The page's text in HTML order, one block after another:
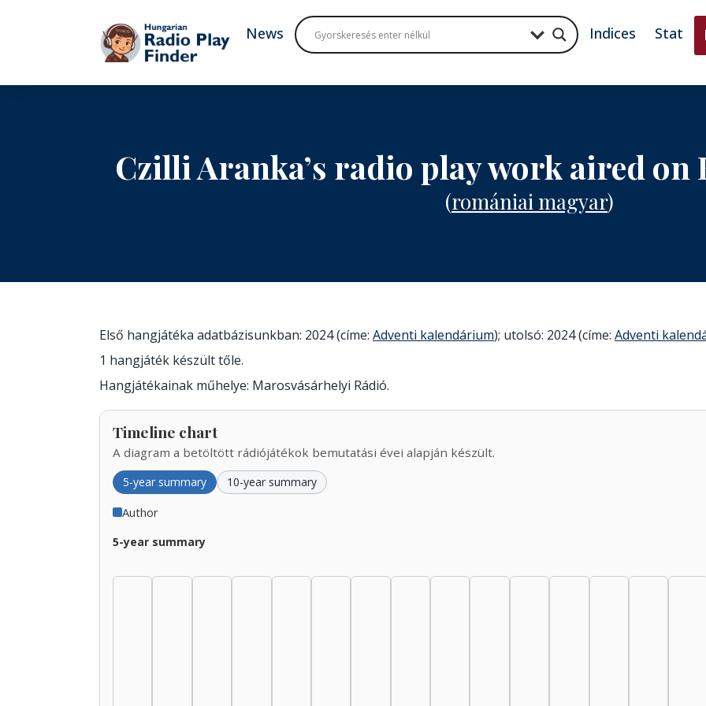
News Indices Stat
Czilli Aranka’s radio play work aired
(romániai magyar)
Első hangjátéka adatbázisunkban: 2024 (címe: Adventi kalendárium); utolsó: 2024 (címe: Adventi
1 hangjáték készült tőle.
Hangjátékainak műhelye: Marosvásárhelyi Rádió.
Timeline chart
A diagram a betöltött rádiójátékok bemutatási évei alapján készült.
5-year summary 10-year summary
Author
5-year summary